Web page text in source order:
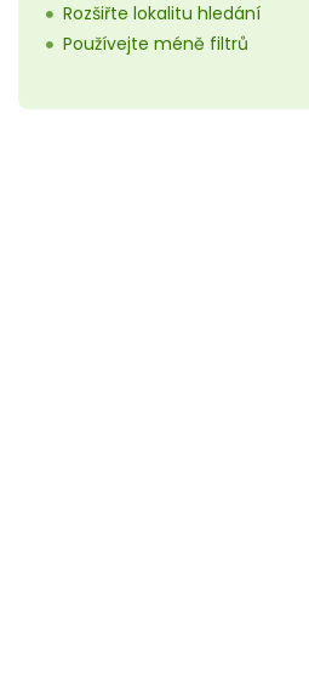
Rozšiřte lokalitu hledání
Používejte méně filtrů